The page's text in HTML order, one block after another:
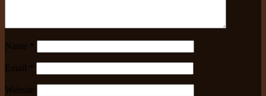
Name
Email
Website